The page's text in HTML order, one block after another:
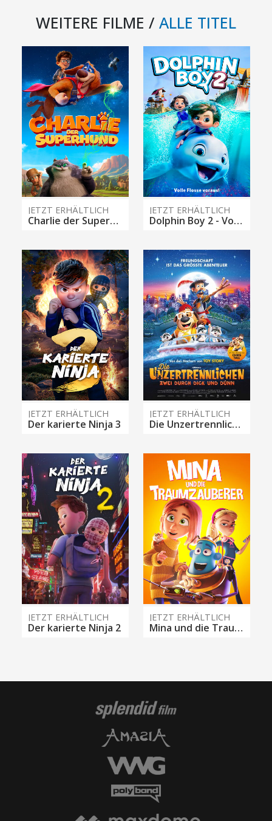
WEITERE FILME / ALLE TITEL
JETZT ERHÄLTLICH
Charlie der Superhund
JETZT ERHÄLTLICH
Dolphin Boy 2 - Volle Flosse voraus!
JETZT ERHÄLTLICH
Der karierte Ninja 3
JETZT ERHÄLTLICH
Die Unzertrennlichen – Zwei durch dick und dünn
JETZT ERHÄLTLICH
Der karierte Ninja 2
JETZT ERHÄLTLICH
Mina und die Traumzauberer